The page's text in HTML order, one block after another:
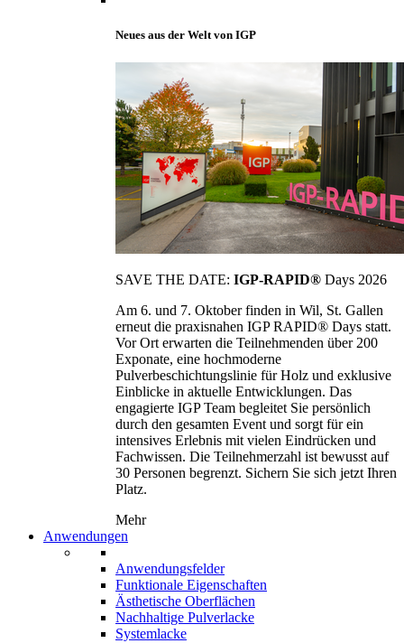
Neues aus der Welt von IGP
SAVE THE DATE: IGP-RAPID® Days 2026
Am 6. und 7. Oktober finden in Wil, St. Gallen
erneut die praxisnahen IGP RAPID® Days statt.
Vor Ort erwarten die Teilnehmenden über 200
Exponate, eine hochmoderne
Pulverbeschichtungslinie für Holz und exklusive
Einblicke in aktuelle Entwicklungen. Das
engagierte IGP Team begleitet Sie persönlich
durch den gesamten Event und sorgt für ein
intensives Erlebnis mit vielen Eindrücken und
Fachwissen. Die Teilnehmerzahl ist bewusst auf
30 Personen begrenzt. Sichern Sie sich jetzt Ihren
Platz.
Mehr
Anwendungen
Anwendungsfelder
Funktionale Eigenschaften
Ästhetische Oberflächen
Nachhaltige Pulverlacke
Systemlacke